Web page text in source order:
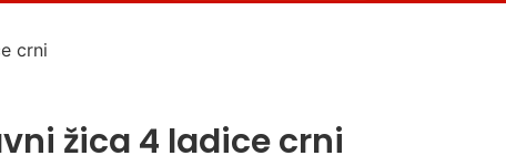
crni
žica 4 ladice crni